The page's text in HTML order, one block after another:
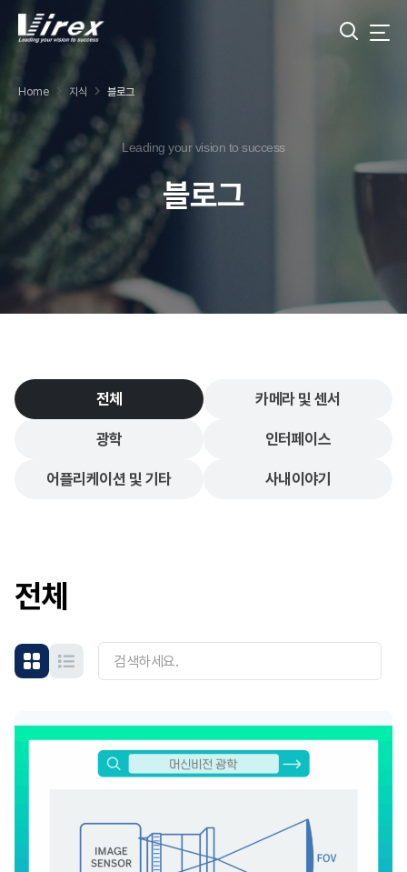
Home 지식 블로그
Leading your vision to success
블로그
전체 카메라 및 센서
광학 인터페이스
어플리케이션 및 기타 사내이야기
전체